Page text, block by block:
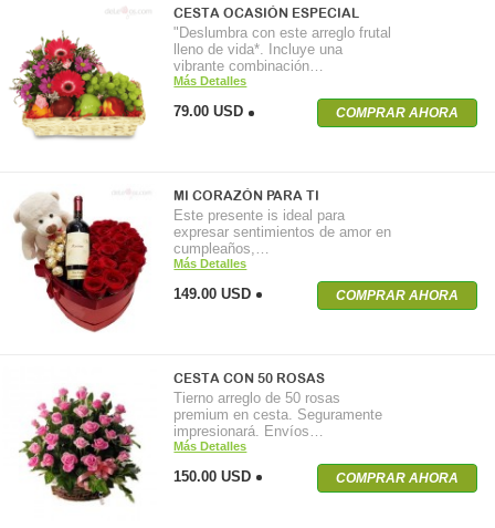
CESTA OCASIÓN ESPECIAL
"Deslumbra con este arreglo frutal
lleno de vida*. Incluye una
vibrante combinación…
Más Detalles
79.00 USD COMPRAR AHORA
MI CORAZÓN PARA TI
Este presente is ideal para
expresar sentimientos de amor en
cumpleaños,…
Más Detalles
149.00 USD COMPRAR AHORA
CESTA CON 50 ROSAS
Tierno arreglo de 50 rosas
premium en cesta. Seguramente
impresionará. Envíos…
Más Detalles
150.00 USD COMPRAR AHORA